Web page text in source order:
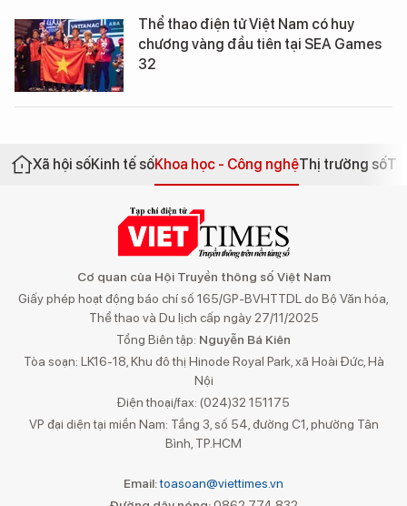
Thể thao điện tử Việt Nam có huy
chương vàng đầu tiên tại SEA Games
32
Xã hội sốKinh tế sốKhoa học - Công nghệThị trường số
Cơ quan của Hội Truyền thông số Việt Nam
Giấy phép hoạt động báo chí số 165/GP-BVHTTDL do Bộ Văn hóa,
Thể thao và Du lịch cấp ngày 27/11/2025
Tổng Biên tập: Nguyễn Bá Kiên
Tòa soạn: LK16-18, Khu đô thị Hinode Royal Park, xã Hoài Đức, Hà
Nội
Điện thoại/fax: (024)32 151175
VP đại diện tại miền Nam: Tầng 3, số 54, đường C1, phường Tân
Bình, TP.HCM
Email:toasoan@viettimes.vn